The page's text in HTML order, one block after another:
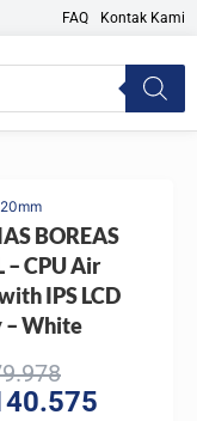
FAQ Kontak Kami
BOREAS
– CPU Air
IPS LCD
– White
Original
price